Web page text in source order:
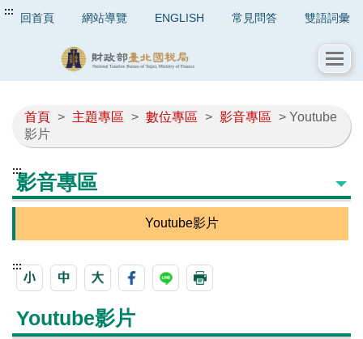
::: 回首頁 網站導覽 ENGLISH 常見問答 雙語詞彙
首頁 > 主題專區 > 數位專區 > 影音專區 > Youtube
影片
:::影音專區
Youtube影片
:::
Youtube影片